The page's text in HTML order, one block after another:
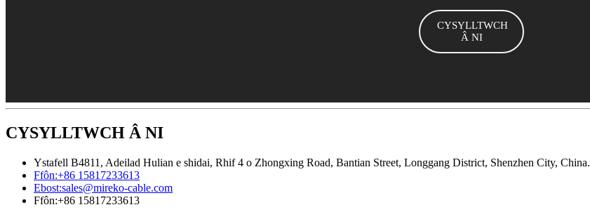
CYSYLLTWCH
Â NI
CYSYLLTWCH Â NI
Ystafell B4811, Adeilad Hulian e shidai, Rhif 4 o Zhongxing Road, Bantian Street, Longgang District, Shenzhen City, China.
Ffôn:+86 15817233613
Ebost:sales@mireko-cable.com
Ffôn:+86 15817233613